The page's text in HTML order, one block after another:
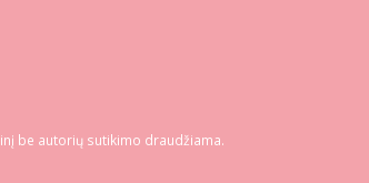
be autorių sutikimo draudžiama.